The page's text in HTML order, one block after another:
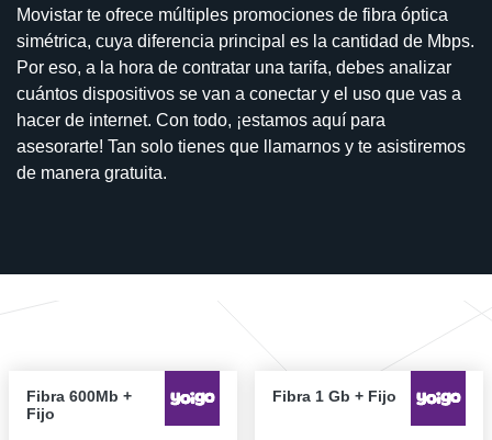
Movistar te ofrece múltiples promociones de fibra óptica
simétrica, cuya diferencia principal es la cantidad de Mbps.
Por eso, a la hora de contratar una tarifa, debes analizar
cuántos dispositivos se van a conectar y el uso que vas a
hacer de internet. Con todo, ¡estamos aquí para
asesorarte! Tan solo tienes que llamarnos y te asistiremos
de manera gratuita.
Fibra 600Mb +
Fijo
Fibra 1 Gb + Fijo